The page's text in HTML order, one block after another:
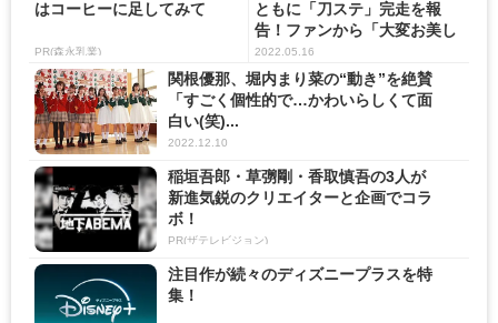
はコーヒーに足してみて
PR(森永乳業)
ともに「刀ステ」完走を報
告！ファンから「大変お美し
いで...
2022.05.16
関根優那、堀内まり菜の“動き”を絶賛
「すごく個性的で…かわいらしくて面
白い(笑)...
2022.12.10
稲垣吾郎・草彅剛・香取慎吾の3人が
新進気鋭のクリエイターと企画でコラ
ボ！
PR(ザテレビジョン)
注目作が続々のディズニープラスを特
集！